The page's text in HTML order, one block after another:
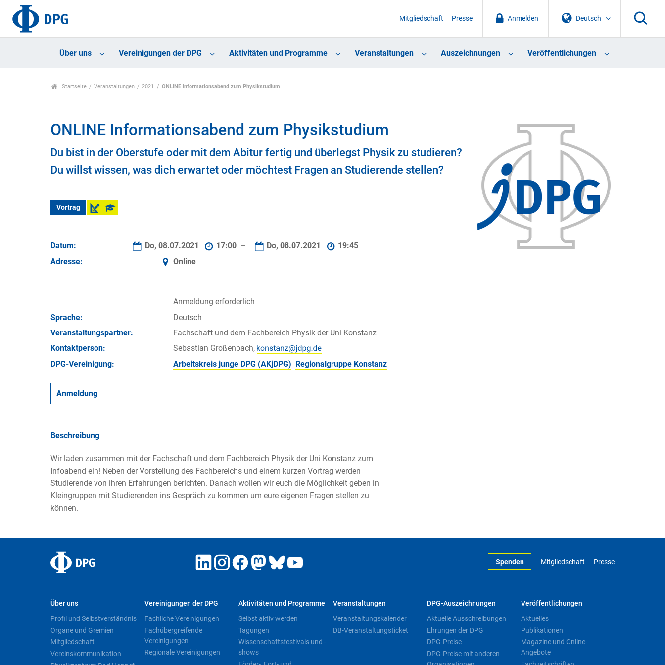
Deutsch
Anmelden
Mitgliedschaft Presse
Über uns Vereinigungen der DPG Aktivitäten und Programme Veranstaltungen Auszeichnungen Veröffentlichungen
Startseite Veranstaltungen 2021 ONLINE Informationsabend zum Physikstudium
ONLINE Informationsabend zum Physikstudium
Du bist in der Oberstufe oder mit dem Abitur fertig und überlegst Physik zu studieren?
Du willst wissen, was dich erwartet oder möchtest Fragen an Studierende stellen?
Vortrag
Datum: Do, 08.07.2021 17:00 – Do, 08.07.2021
19:45
Adresse:
Online
Anmeldung erforderlich
Sprache:
Deutsch
Veran­staltungs­partner:
Fachschaft und dem Fachbereich Physik der Uni Konstanz
Kontakt­person:
Sebastian Großenbach,
DPG-Vereinigung:
Arbeitskreis junge DPG (AKjDPG) Regionalgruppe Konstanz
Anmeldung
Beschreibung
Wir laden zusammen mit der Fachschaft und dem Fachbereich Physik der Uni Konstanz zum
Infoabend ein! Neben der Vorstellung des Fachbereichs und einem kurzen Vortrag werden
Studierende von ihren Erfahrungen berichten. Danach wollen wir euch die Möglichkeit geben in
Kleingruppen mit Studierenden ins Gespräch zu kommen um eure eigenen Fragen stellen zu
können.
Spenden Mitgliedschaft Presse
Über uns
Profil und Selbstverständnis
Organe und Gremien
Mitgliedschaft
Vereinskommunikation
Vereinigungen der DPG
Fachliche Vereinigungen
Fachübergreifende
Vereinigungen
Regionale Vereinigungen
Aktivitäten und Programme
Selbst aktiv werden
Tagungen
Wissenschaftsfestivals und -
shows
Veranstaltungen
Veranstaltungskalender
DB-Veranstaltungsticket
DPG-Auszeichnungen
Aktuelle Ausschreibungen
Ehrungen der DPG
DPG-Preise
DPG-Preise mit anderen
Veröffentlichungen
Aktuelles
Publikationen
Magazine und Online-
Angebote